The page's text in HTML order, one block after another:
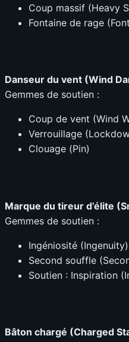
Coup massif (Heavy
Fontaine de rage
Danseur du vent (Wind
Gemmes de soutien :
Coup de vent (Wind
Verrouillage
Clouage (Pin)
Marque du tireur d’élite
Gemmes de soutien :
Ingéniosité (Ingenuity)
Second souffle
Soutien : Inspiration
Bâton chargé (Charged